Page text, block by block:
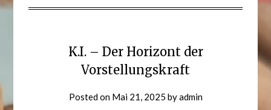
K.I. – Der Horizont der
Vorstellungskraft
Posted on Mai 21, 2025 byadmin